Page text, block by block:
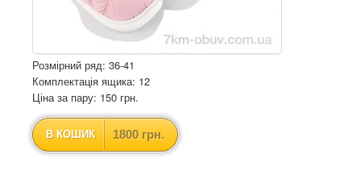
Розмірний ряд: 36-41
Комплектація ящика: 12
Ціна за пару: 150 грн.
В КОШИК 1800 грн.